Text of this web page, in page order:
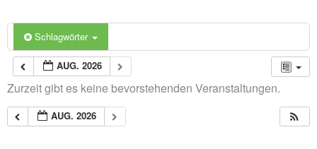
Schlagwörter
AUG. 2026
Zurzeit gibt es keine bevorstehenden Veranstaltungen.
AUG. 2026